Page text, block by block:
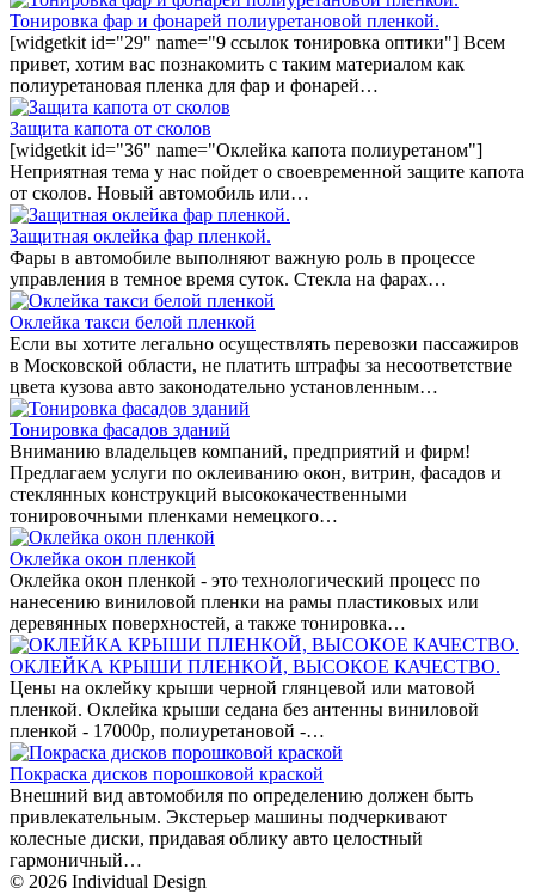
Тонировка фар и фонарей полиуретановой пленкой.
[widgetkit id="29" name="9 ссылок тонировка оптики"] Всем
привет, хотим вас познакомить с таким материалом как
полиуретановая пленка для фар и фонарей…
Защита капота от сколов
[widgetkit id="36" name="Оклейка капота полиуретаном"]
Неприятная тема у нас пойдет о своевременной защите капота
от сколов. Новый автомобиль или…
Защитная оклейка фар пленкой.
Фары в автомобиле выполняют важную роль в процессе
управления в темное время суток. Стекла на фарах…
Оклейка такси белой пленкой
Если вы хотите легально осуществлять перевозки пассажиров
в Московской области, не платить штрафы за несоответствие
цвета кузова авто законодательно установленным…
Тонировка фасадов зданий
Вниманию владельцев компаний, предприятий и фирм!
Предлагаем услуги по оклеиванию окон, витрин, фасадов и
стеклянных конструкций высококачественными
тонировочными пленками немецкого…
Оклейка окон пленкой
Оклейка окон пленкой - это технологический процесс по
нанесению виниловой пленки на рамы пластиковых или
деревянных поверхностей, а также тонировка…
ОКЛЕЙКА КРЫШИ ПЛЕНКОЙ, ВЫСОКОЕ КАЧЕСТВО.
Цены на оклейку крыши черной глянцевой или матовой
пленкой. Оклейка крыши седана без антенны виниловой
пленкой - 17000р, полиуретановой -…
Покраска дисков порошковой краской
Внешний вид автомобиля по определению должен быть
привлекательным. Экстерьер машины подчеркивают
колесные диски, придавая облику авто целостный
гармоничный…
© 2026 Individual Design